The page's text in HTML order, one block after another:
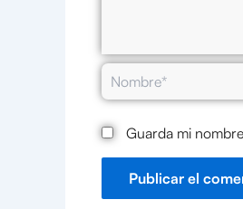
Nombre*
Guarda mi